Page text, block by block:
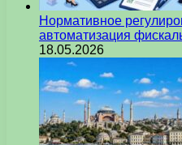
Нормативное
автоматизация
18.05.2026